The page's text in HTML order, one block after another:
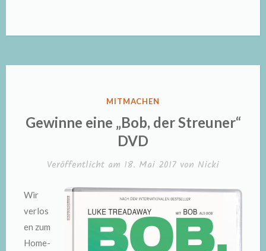
VERÖFFENTLICHT
MITMACHEN
Gewinne eine „Bob, der Streuner“
DVD
Veröffentlicht am 18. Mai 2017 von Nicki
Wir
verlos
en zum
Home-